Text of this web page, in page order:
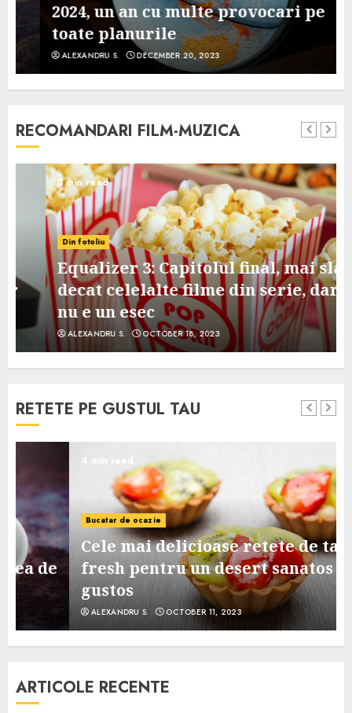
2024, un an cu multe provocari pe
toate planurile
ALEXANDRU S. DECEMBER 20, 2023
RECOMANDARI FILM-MUZICA
3 min read
Din fotoliu
Equalizer 3: Capitolul final, mai slab
decat celelalte filme din serie, dar
nu e un esec
ALEXANDRU S. OCTOBER 18, 2023
RETETE PE GUSTUL TAU
Bucatar de ocazie
Cele mai delicioase retete de tarte
fresh pentru un desert sanatos si
gustos
ALEXANDRU S. OCTOBER 11, 2023
ARTICOLE RECENTE